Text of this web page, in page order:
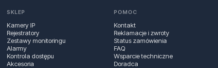
SKLEP
Kamery IP
Rejestratory
Zestawy monitoringu
Alarmy
Kontrola dostępu
Akcesoria
POMOC
Kontakt
Reklamacje i zwroty
Status zamówienia
FAQ
Wsparcie techniczne
Doradca